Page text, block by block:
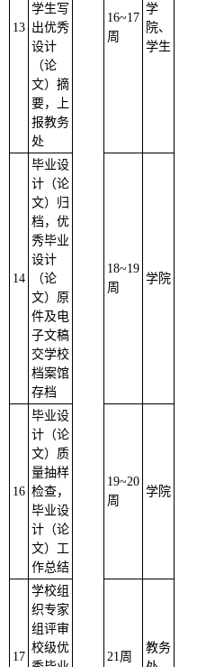
13
学生写
出优秀
设计
（论
文）摘
要，上
报教务
处
16~17
周
学
院、
学生
14
毕业设
计（论
文）归
档，优
秀毕业
设计
（论
文）原
件及电
子文稿
交学校
档案馆
存档
18~19
周
学院
16
毕业设
计（论
文）质
量抽样
检查，
毕业设
计（论
文）工
作总结
19~20
周
学院
17
学校组
织专家
组评审
校级优
21周
教务